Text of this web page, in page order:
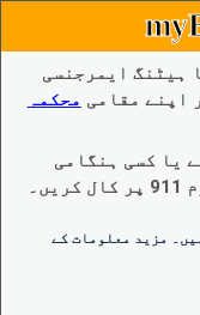
ہیٹنگ ایمرجنسی
اپنے مقامی محکمہ
یا کسی ہنگامی
مزید معلومات کے